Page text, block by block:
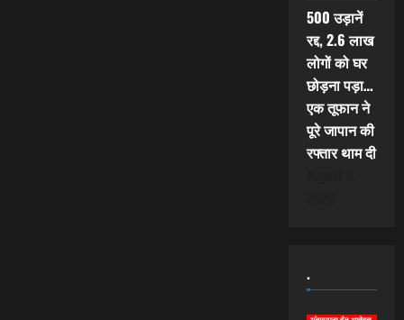
500 उड़ानें
रद्द, 2.6 लाख
लोगों को घर
छोड़ना पड़ा…
एक तूफान ने
पूरे जापान की
रफ्तार थाम दी
.